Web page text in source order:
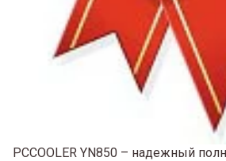
PCCOOLER YN850 – надежный